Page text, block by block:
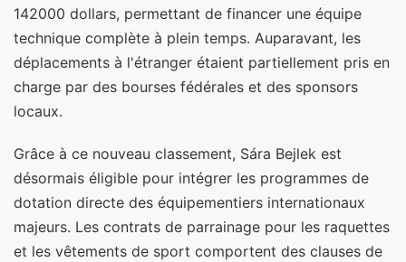
142000 dollars, permettant de financer une équipe
technique complète à plein temps. Auparavant, les
déplacements à l'étranger étaient partiellement pris en
charge par des bourses fédérales et des sponsors
locaux.
Grâce à ce nouveau classement, Sára Bejlek est
désormais éligible pour intégrer les programmes de
dotation directe des équipementiers internationaux
majeurs. Les contrats de parrainage pour les raquettes
et les vêtements de sport comportent des clauses de